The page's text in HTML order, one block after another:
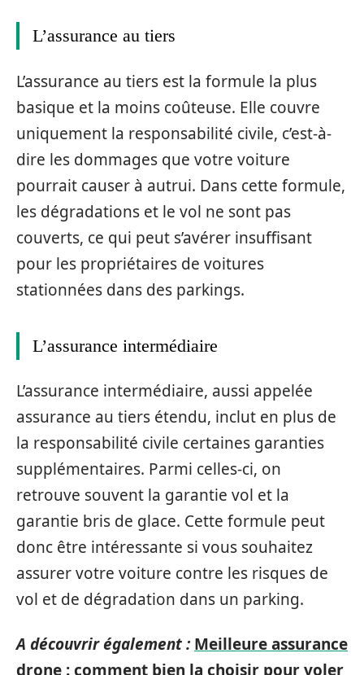
L’assurance au tiers
L’assurance au tiers est la formule la plus
basique et la moins coûteuse. Elle couvre
uniquement la responsabilité civile, c’est-à-
dire les dommages que votre voiture
pourrait causer à autrui. Dans cette formule,
les dégradations et le vol ne sont pas
couverts, ce qui peut s’avérer insuffisant
pour les propriétaires de voitures
stationnées dans des parkings.
L’assurance intermédiaire
L’assurance intermédiaire, aussi appelée
assurance au tiers étendu, inclut en plus de
la responsabilité civile certaines garanties
supplémentaires. Parmi celles-ci, on
retrouve souvent la garantie vol et la
garantie bris de glace. Cette formule peut
donc être intéressante si vous souhaitez
assurer votre voiture contre les risques de
vol et de dégradation dans un parking.
A découvrir également : Meilleure assurance
drone : comment bien la choisir pour voler